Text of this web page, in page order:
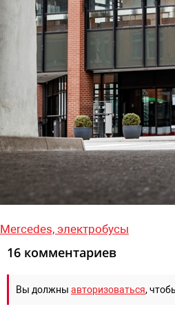
Mercedes, электробусы
16 комментариев
Вы должны авторизоваться,